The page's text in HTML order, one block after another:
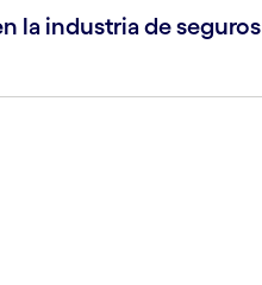
la industria de